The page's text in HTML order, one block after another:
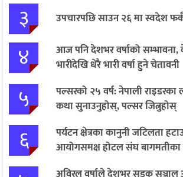
३ उपचारपछि साउन २६ मा स्वदेश
४
आज पनि देशभर वर्षाको सम्भावना,
भारीदेखि धेरै भारी वर्षा हुने चेतावनी
५
पल्सरको २५ वर्ष: नेपाली
कथा सुनाउनुहोस्, पल्सर जित्नुहोस्
६
पर्यटन क्षेत्रका कानुनी जटिलता
आयोगसमक्ष होटल संघ बागमतीका